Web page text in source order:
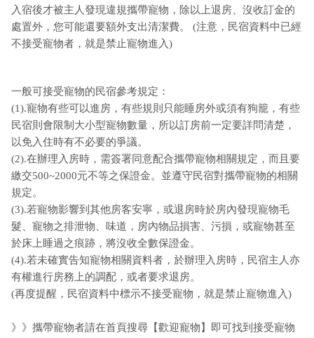
入宿後才被主人發現違規攜帶寵物，除以上退房、沒收訂金的
處置外，您可能還要額外支出清潔費。 (注意，民宿資料中已經
不接受寵物者，就是禁止寵物進入)
一般可接受寵物的民宿參考規定：
(1).寵物有些可以進房，有些規則只能睡房外或須有狗籠，有些
民宿則會限制大小型寵物數量，所以訂房前一定要詳問清楚，
以免入住時有不必要的爭議。
(2).在辦理入房時，需簽署同意配合攜帶寵物相關規定，而且要
繳交500~2000元不等之保證金。並遵守民宿對攜帶寵物的相關
規定。
(3).若寵物影響到其他房客安寧，或退房時於房內發現寵物毛
髮、寵物之排泄物、味道，房內物品損害、污損，或寵物甚至
於床上睡過之痕跡，將沒收全數保證金。
(4).若未確實告知寵物相關資料者，於辦理入房時，民宿主人亦
有權進行房務上的調配，或者要求退房。
(再度提醒，民宿資料中標示不接受寵物，就是禁止寵物進入)
》》攜帶寵物者請在首頁搜尋【歡迎寵物】即可找到接受寵物